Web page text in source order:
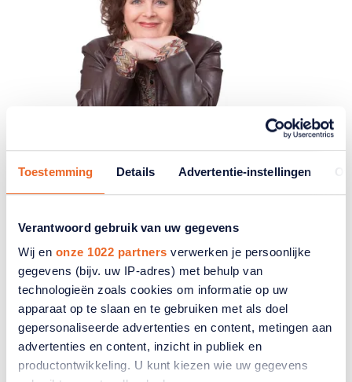
Toestemming Details Advertentie-instellingen
Verantwoord gebruik van uw gegevens
Wij en onze 1022 partners verwerken je persoonlijke
gegevens (bijv. uw IP-adres) met behulp van
technologieën zoals cookies om informatie op uw
apparaat op te slaan en te gebruiken met als doel
gepersonaliseerde advertenties en content, metingen aan
advertenties en content, inzicht in publiek en
productontwikkeling. U kunt kiezen wie uw gegevens